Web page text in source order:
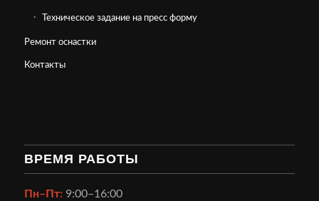
Техническое задание на пресс форму
Ремонт оснастки
Контакты
ВРЕМЯ РАБОТЫ
Пн–Пт:9:00–16:00